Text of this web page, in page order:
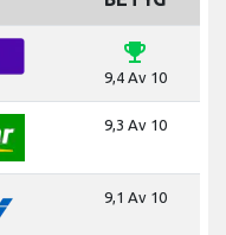
emoji_events
9,4 Av 10
9,3 Av 10
9,1 Av 10